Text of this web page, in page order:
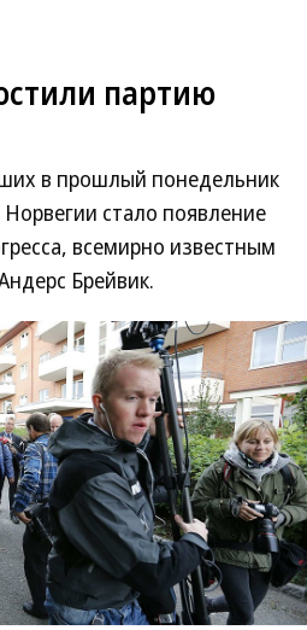
партию
в прошлый понедельник
стало появление
всемирно известным
Брейвик.